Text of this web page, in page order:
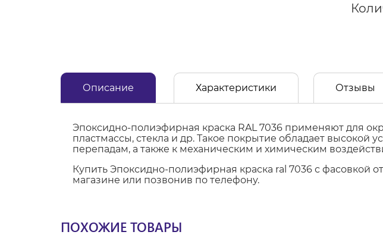
Описание Характеристики Отзывы
Эпоксидно-полиэфирная краска RAL 7036 применяют для
пластмассы, стекла и др. Такое покрытие обладает
перепадам, а также к механическим и химическим
Купить Эпоксидно-полиэфирная краска ral 7036 с фасовкой
магазине или позвонив по телефону.
ПОХОЖИЕ ТОВАРЫ